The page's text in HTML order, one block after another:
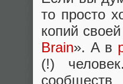
то просто
копий
Brain». А в
(!)